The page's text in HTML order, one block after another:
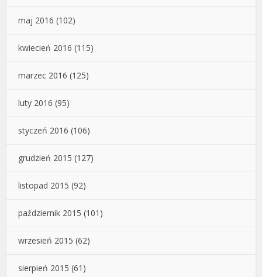
maj 2016 (102)
kwiecień 2016 (115)
marzec 2016 (125)
luty 2016 (95)
styczeń 2016 (106)
grudzień 2015 (127)
listopad 2015 (92)
październik 2015 (101)
wrzesień 2015 (62)
sierpień 2015 (61)